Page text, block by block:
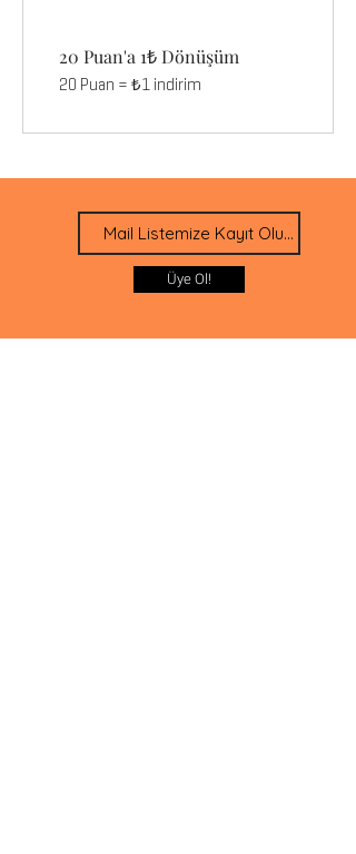
20 Puan'a 1₺ Dönüşüm
20 Puan = ₺1 indirim
Üye Ol!